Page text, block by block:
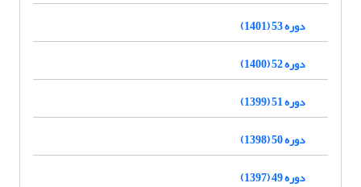
دوره 53 (1401)
دوره 52 (1400)
دوره 51 (1399)
دوره 50 (1398)
دوره 49 (1397)